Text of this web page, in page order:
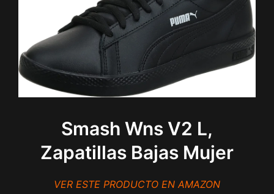
Smash Wns V2 L,
Zapatillas Bajas Mujer
VER ESTE PRODUCTO EN AMAZON